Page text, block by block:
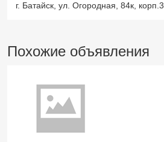
г. Батайск, ул. Огородная, 84к, корп.3
Похожие объявления